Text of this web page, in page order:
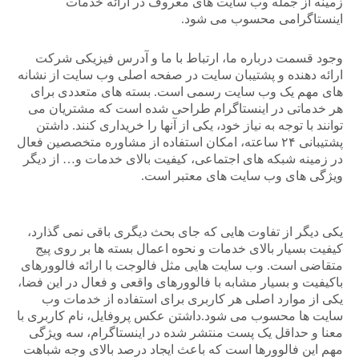
اینستاگرامی محسوب می شود.
وجود قسمت درباره ما، ارتباط با ما و آدرس فیزیکی شرکت
ارائه دهنده و پشتیبان سایت در صفحه اصلی وب سایت از نشانه
های مهم یک وب سایت رسمی است. بسته های متعددی برای
هر خدماتی در اینستاگرام طراحی شده است که مشتریان می
توانند با توجه به نیاز خود، یکی از آنها را خریداری کنند. داشتن
پشتیبانی ۲۴ ساعته، امکان استفاده از مشاوره متخصصین فعال
در زمینه شبکه های اجتماعی، کیفیت بالای خدمات و… از دیگر
ویژگی های وب سایت های معتبر است.
یکی دیگر از تفاوت هایی که جای بحث دیگری باقی نمی گذارد،
کیفیت بسیار بالای خدمات و نحوه اعمال بسته ها بر روی پیج
متقاضی است. وب سایت هایی مثل فالوجت با ارائه فالوورهای
باکیفیت و بسیار مشابه با فالوورهای واقعی و فعال در این فضا،
یکی از موارد اصلی هر کاربری برای استفاده از خدمات وب
سایت ها محسوب می شود.داشتن عکس پروفایل، نام کاربری با
معنا و حداقل یک پست منتشر شده در اینستاگرام، سه ویژگی
مهم این فالوورها است که باعث ایجاد درصد بالای وجه شباهت